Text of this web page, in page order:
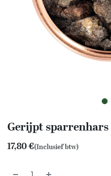
Gerijpt sparrenhars
17,80€(Inclusief btw)